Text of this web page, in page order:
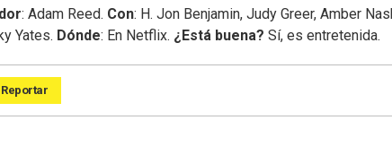
: Adam Reed. Con: H. Jon Benjamin, Judy Greer, Amber
Yates. Dónde: En Netflix. ¿Está buena? Sí, es entretenida.
Reportar